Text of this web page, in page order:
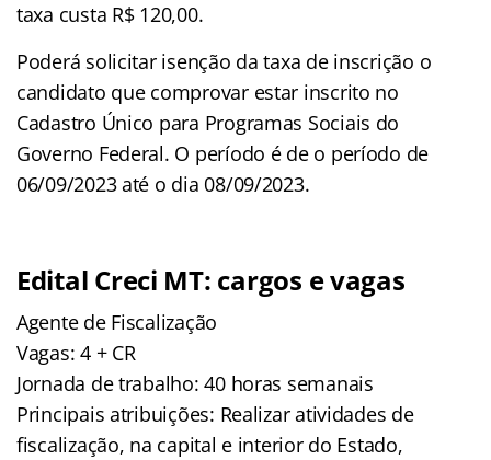
taxa custa R$ 120,00.
Poderá solicitar isenção da taxa de inscrição o
candidato que comprovar estar inscrito no
Cadastro Único para Programas Sociais do
Governo Federal. O período é de o período de
06/09/2023 até o dia 08/09/2023.
Edital Creci MT: cargos e vagas
Agente de Fiscalização
Vagas: 4 + CR
Jornada de trabalho: 40 horas semanais
Principais atribuições: Realizar atividades de
fiscalização, na capital e interior do Estado,